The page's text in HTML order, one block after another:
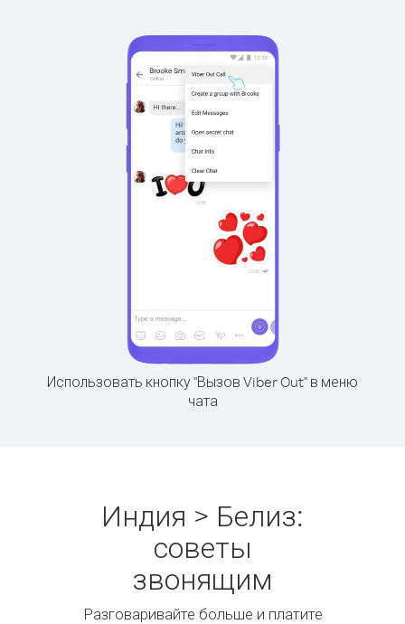
Использовать кнопку "Вызов Viber Out" в меню
чата
Индия > Белиз:
советы
звонящим
Разговаривайте больше и платите